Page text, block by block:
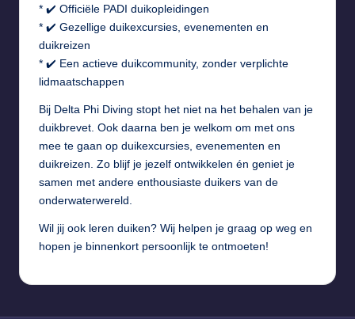
* ✔️ Officiële PADI duikopleidingen
* ✔️ Gezellige duikexcursies, evenementen en
duikreizen
* ✔️ Een actieve duikcommunity, zonder verplichte
lidmaatschappen
Bij Delta Phi Diving stopt het niet na het behalen van je
duikbrevet. Ook daarna ben je welkom om met ons
mee te gaan op duikexcursies, evenementen en
duikreizen. Zo blijf je jezelf ontwikkelen én geniet je
samen met andere enthousiaste duikers van de
onderwaterwereld.
Wil jij ook leren duiken? Wij helpen je graag op weg en
hopen je binnenkort persoonlijk te ontmoeten!